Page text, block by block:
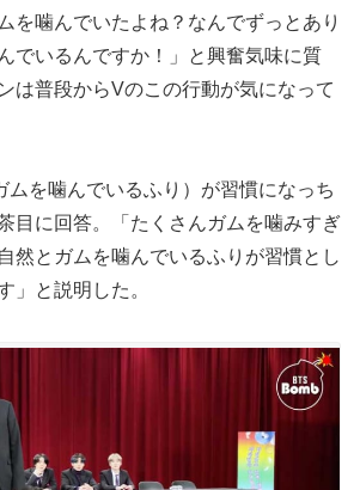
を噛んでいたよね？なんでずっとあり
でいるんですか！」と興奮気味に質
は普段からVのこの行動が気になって
ムを噛んでいるふり）が習慣になっち
目に回答。「たくさんガムを噛みすぎ
然とガムを噛んでいるふりが習慣とし
」と説明した。